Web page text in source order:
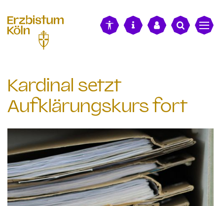
Kardinal setzt
Aufklärungskurs fort